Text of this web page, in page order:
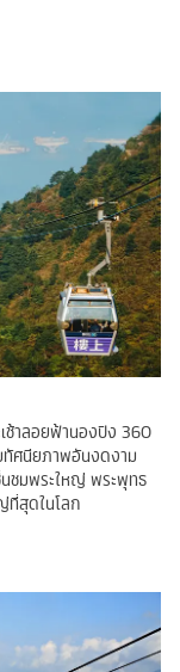
เช้าลอยฟ้านองปิง 360
ทัศนียภาพอันงดงาม
ชมพระใหญ่ พระพุทธ
ที่สุดในโลก